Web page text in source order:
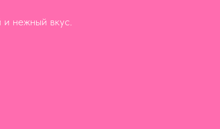
нежный вкус.